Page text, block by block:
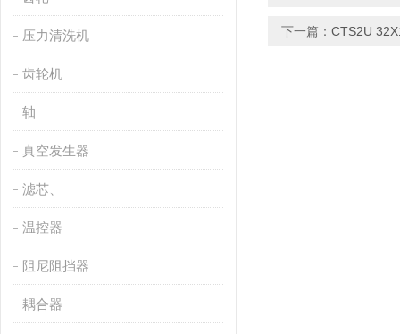
压力清洗机
齿轮机
轴
真空发生器
滤芯、
温控器
阻尼阻挡器
耦合器
下一篇： CTS2U